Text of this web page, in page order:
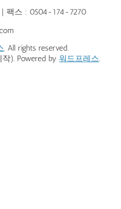
팩스 : 0504-174-7270
. All rights reserved.
작). Powered by 워드프레스.